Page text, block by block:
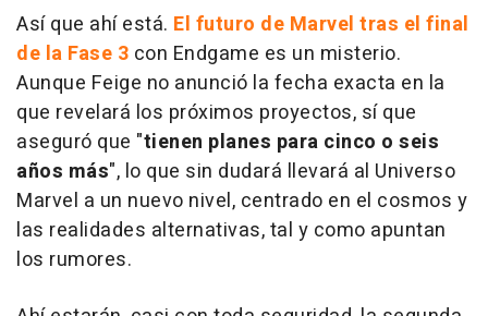
Así que ahí está. El futuro de Marvel tras el final
de la Fase 3 con Endgame es un misterio.
Aunque Feige no anunció la fecha exacta en la
que revelará los próximos proyectos, sí que
aseguró que "tienen planes para cinco o seis
años más", lo que sin dudará llevará al Universo
Marvel a un nuevo nivel, centrado en el cosmos y
las realidades alternativas, tal y como apuntan
los rumores.